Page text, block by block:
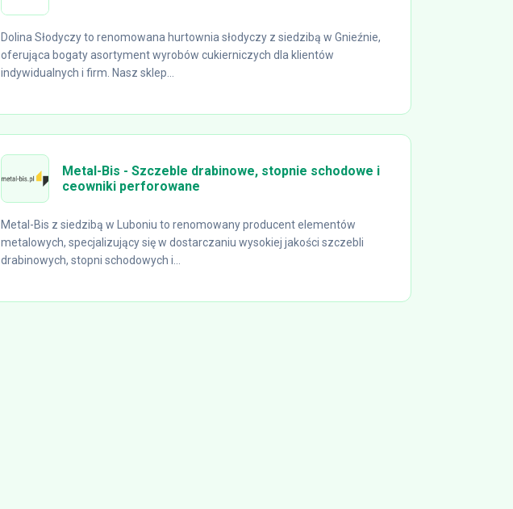
Dolina Słodyczy to renomowana hurtownia słodyczy z siedzibą w Gnieźnie,
oferująca bogaty asortyment wyrobów cukierniczych dla klientów
indywidualnych i firm. Nasz sklep...
Metal-Bis - Szczeble drabinowe, stopnie schodowe i
ceowniki perforowane
Metal-Bis z siedzibą w Luboniu to renomowany producent elementów
metalowych, specjalizujący się w dostarczaniu wysokiej jakości szczebli
drabinowych, stopni schodowych i...